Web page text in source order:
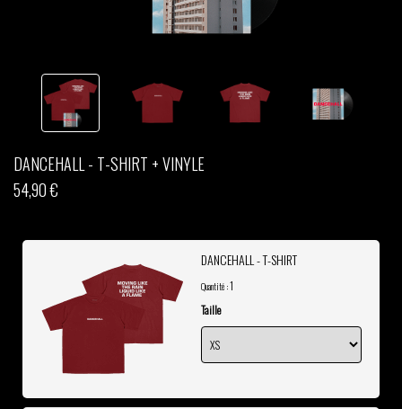
DANCEHALL - T-SHIRT + VINYLE
54,90 €
DANCEHALL - T-SHIRT
Quantité :1
Taille